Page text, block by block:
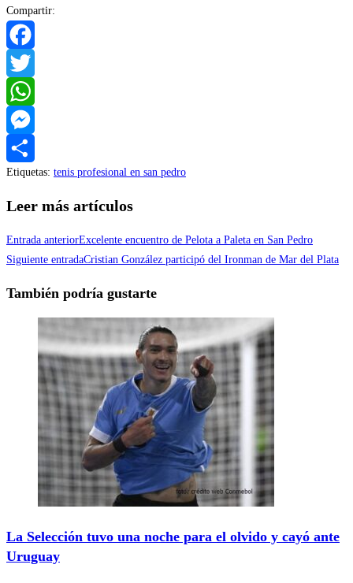
Compartir:
Facebook
Twitter
WhatsApp
Messenger
Compartir
Etiquetas: tenis profesional en san pedro
Leer más artículos
Entrada anteriorExcelente encuentro de Pelota a Paleta en San Pedro
Siguiente entradaCristian González participó del Ironman de Mar del Plata
También podría gustarte
La Selección tuvo una noche para el olvido y cayó ante
Uruguay